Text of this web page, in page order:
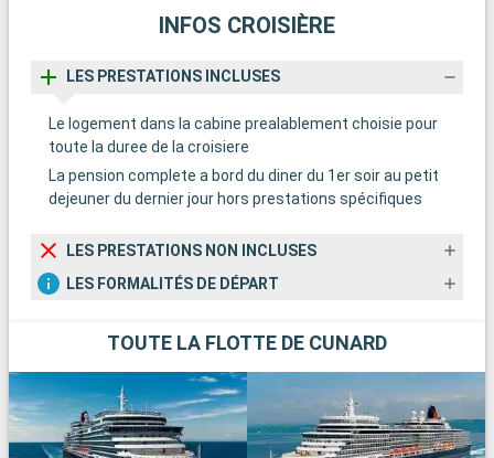
INFOS CROISIÈRE
LES PRESTATIONS INCLUSES
Le logement dans la cabine prealablement choisie pour
toute la duree de la croisiere
La pension complete a bord du diner du 1er soir au petit
dejeuner du dernier jour hors prestations spécifiques
LES PRESTATIONS NON INCLUSES
LES FORMALITÉS DE DÉPART
TOUTE LA FLOTTE DE CUNARD